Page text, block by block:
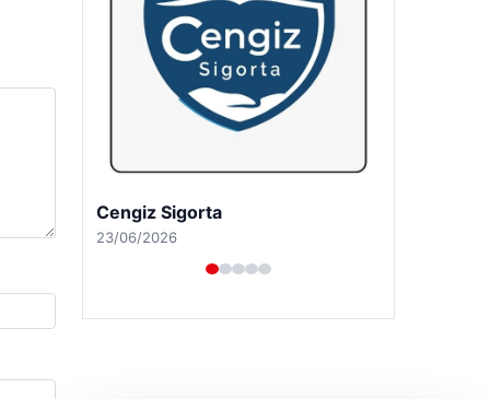
Hastaş Beton
26/05/2026